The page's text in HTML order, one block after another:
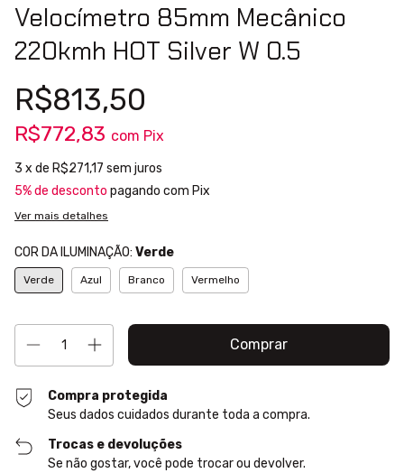
Velocímetro 85mm Mecânico
220kmh HOT Silver W 0.5
R$813,50
R$772,83 com Pix
3 x de R$271,17 sem juros
5% de desconto pagando com Pix
Ver mais detalhes
COR DA ILUMINAÇÃO: Verde
Verde Azul Branco Vermelho
Compra protegida
Seus dados cuidados durante toda a compra.
Trocas e devoluções
Se não gostar, você pode trocar ou devolver.